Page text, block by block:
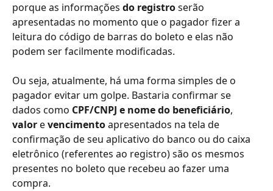
porque as informações do registro serão
apresentadas no momento que o pagador fizer a
leitura do código de barras do boleto e elas não
podem ser facilmente modificadas.
Ou seja, atualmente, há uma forma simples de o
pagador evitar um golpe. Bastaria confirmar se
dados como CPF/CNPJ e nome do beneficiário,
valor e vencimento apresentados na tela de
confirmação de seu aplicativo do banco ou do caixa
eletrônico (referentes ao registro) são os mesmos
presentes no boleto que recebeu ao fazer uma
compra.